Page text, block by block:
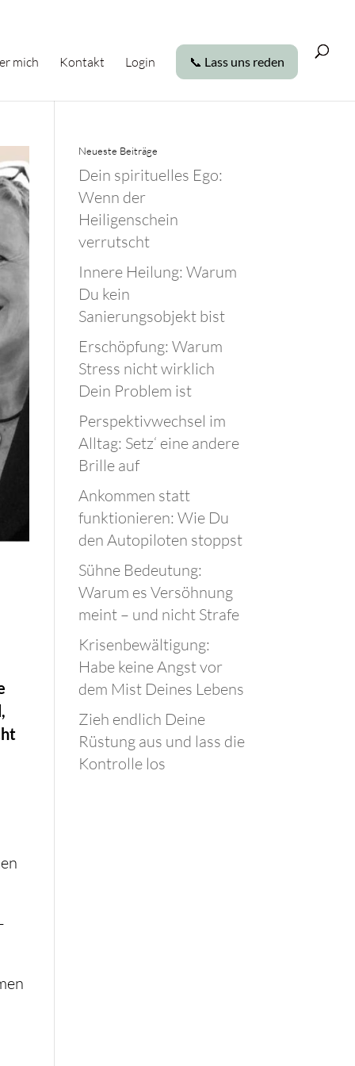
mich Kontakt Login 📞 Lass uns reden
Neueste Beiträge
Dein spirituelles Ego:
Wenn der
Heiligenschein
verrutscht
Innere Heilung: Warum
Du kein
Sanierungsobjekt bist
Erschöpfung: Warum
Stress nicht wirklich
Dein Problem ist
Perspektivwechsel im
Alltag: Setz‘ eine andere
Brille auf
Ankommen statt
funktionieren: Wie Du
den Autopiloten stoppst
Sühne Bedeutung:
Warum es Versöhnung
meint – und nicht Strafe
Krisenbewältigung:
Habe keine Angst vor
dem Mist Deines Lebens
Zieh endlich Deine
Rüstung aus und lass die
Kontrolle los